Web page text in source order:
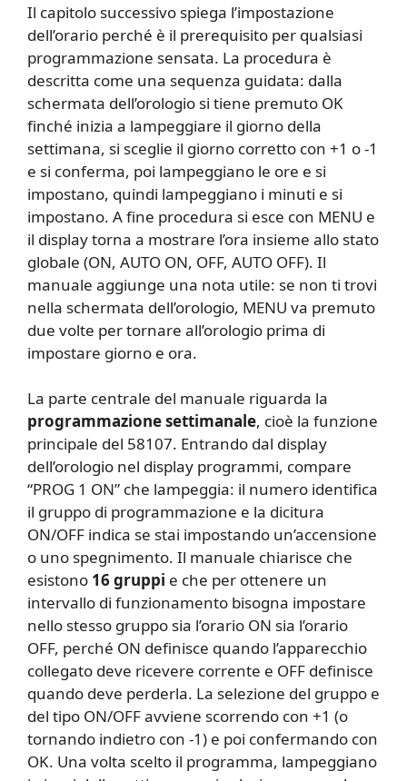
Il capitolo successivo spiega l’impostazione
dell’orario perché è il prerequisito per qualsiasi
programmazione sensata. La procedura è
descritta come una sequenza guidata: dalla
schermata dell’orologio si tiene premuto OK
finché inizia a lampeggiare il giorno della
settimana, si sceglie il giorno corretto con +1 o -1
e si conferma, poi lampeggiano le ore e si
impostano, quindi lampeggiano i minuti e si
impostano. A fine procedura si esce con MENU e
il display torna a mostrare l’ora insieme allo stato
globale (ON, AUTO ON, OFF, AUTO OFF). Il
manuale aggiunge una nota utile: se non ti trovi
nella schermata dell’orologio, MENU va premuto
due volte per tornare all’orologio prima di
impostare giorno e ora.
La parte centrale del manuale riguarda la
programmazione settimanale, cioè la funzione
principale del 58107. Entrando dal display
dell’orologio nel display programmi, compare
“PROG 1 ON” che lampeggia: il numero identifica
il gruppo di programmazione e la dicitura
ON/OFF indica se stai impostando un’accensione
o uno spegnimento. Il manuale chiarisce che
esistono 16 gruppi e che per ottenere un
intervallo di funzionamento bisogna impostare
nello stesso gruppo sia l’orario ON sia l’orario
OFF, perché ON definisce quando l’apparecchio
collegato deve ricevere corrente e OFF definisce
quando deve perderla. La selezione del gruppo e
del tipo ON/OFF avviene scorrendo con +1 (o
tornando indietro con -1) e poi confermando con
OK. Una volta scelto il programma, lampeggiano